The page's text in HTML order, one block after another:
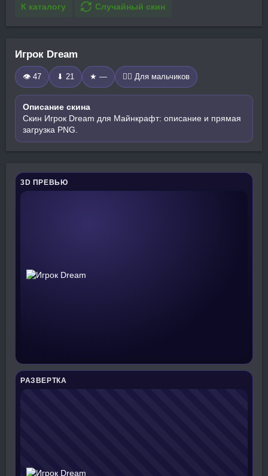
К каталогу Случайный скин
Игрок Dream
👁 47 ⬇ 21 ★ — 🧍‍♂️ Для мальчиков
Описание скина
Скин Игрок Dream для Майнкрафт: описание и прямая
загрузка PNG.
3D ПРЕВЬЮ
РАЗВЕРТКА